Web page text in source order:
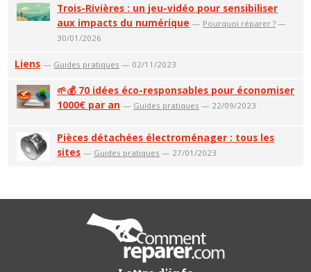
Trois-Rivières : un jeu-vidéo pour sensibiliser
aux impacts du numérique — Pourquoi réparer ? —
30/01/2026
Liens — Guides pratiques — 02/11/2023
🌱💰 70 idées éco-responsables pour économiser
1000€ par an — Guides pratiques — 22/09/2023
Pièces détachées électroménager : tous les
sites — Guides pratiques — 27/01/2023